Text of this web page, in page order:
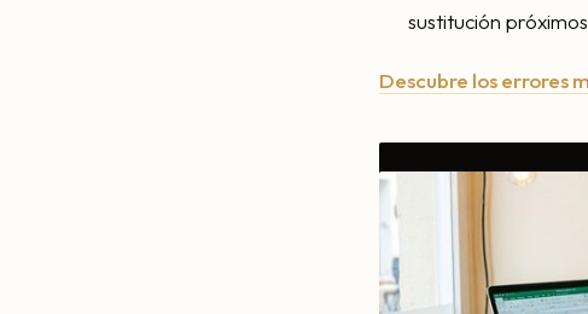
sustitución
Descubre los errores